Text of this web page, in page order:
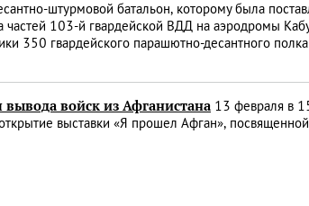
штурмовой батальон, которому была
частей 103-й гвардейской ВДД на аэродромы
350 гвардейского парашютно-десантного
войск из Афганистана 13 февраля в
открытие выставки «Я прошел Афган»,